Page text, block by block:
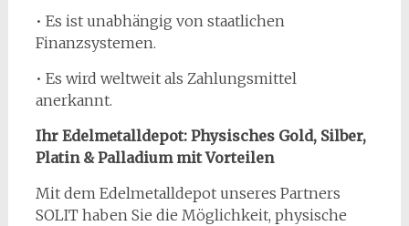
• Es ist unabhängig von staatlichen
Finanzsystemen.
• Es wird weltweit als Zahlungsmittel
anerkannt.
Ihr Edelmetalldepot: Physisches Gold, Silber,
Platin & Palladium mit Vorteilen
Mit dem Edelmetalldepot unseres Partners
SOLIT haben Sie die Möglichkeit, physische